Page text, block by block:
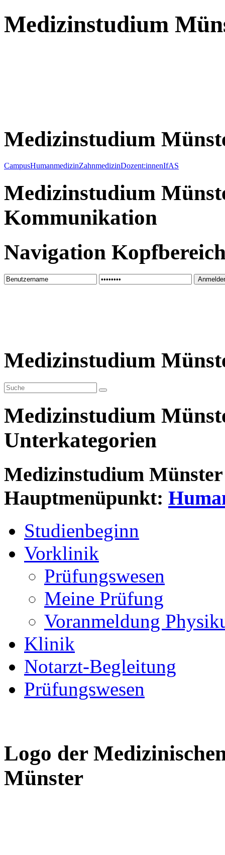
Medizinstudium
Medizinstudium
CampusHumanmedizinZahnmedizinDozent:innenIfAS
Medizinstudium
Kommunikation
Navigation
Medizinstudium
Medizinstudium
Unterkategorien
Medizinstudium
Hauptmenüpunkt:
Studienbeginn
Vorklinik
Prüfungswesen
Meine Prüfung
Voranmeldung
Klinik
Notarzt-Begleitung
Prüfungswesen
Logo der
Münster